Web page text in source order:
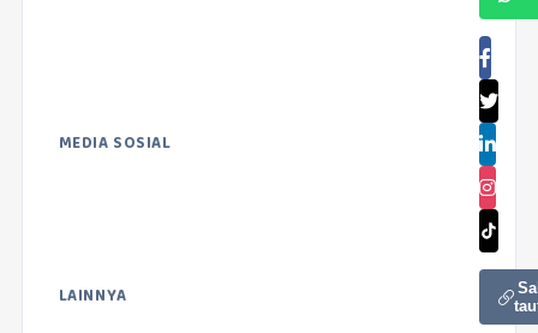
MEDIA SOSIAL
LAINNYA